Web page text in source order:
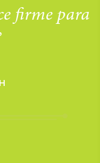
firme para